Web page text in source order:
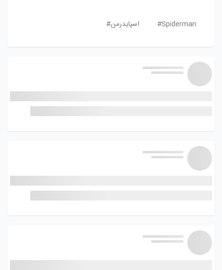
Spiderman# اسپایدرمن#